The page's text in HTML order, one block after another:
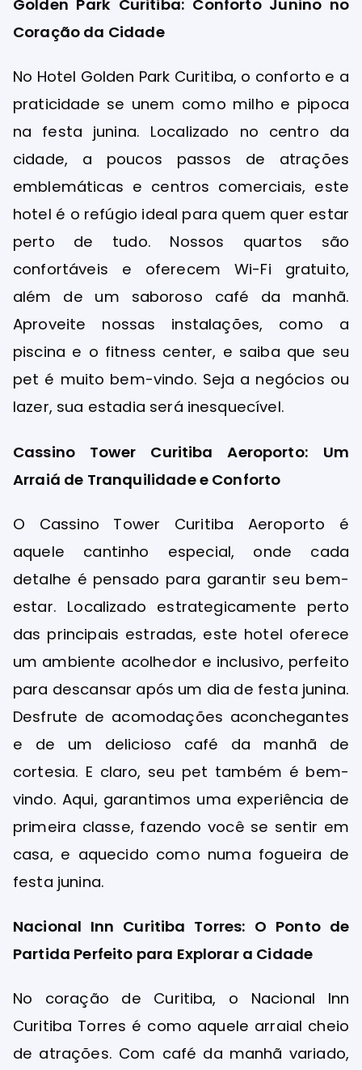
Golden Park Curitiba: Conforto Junino no
Coração da Cidade
No Hotel Golden Park Curitiba, o conforto e a
praticidade se unem como milho e pipoca
na festa junina. Localizado no centro da
cidade, a poucos passos de atrações
emblemáticas e centros comerciais, este
hotel é o refúgio ideal para quem quer estar
perto de tudo. Nossos quartos são
confortáveis e oferecem Wi-Fi gratuito,
além de um saboroso café da manhã.
Aproveite nossas instalações, como a
piscina e o fitness center, e saiba que seu
pet é muito bem-vindo. Seja a negócios ou
lazer, sua estadia será inesquecível.
Cassino Tower Curitiba Aeroporto: Um
Arraiá de Tranquilidade e Conforto
O Cassino Tower Curitiba Aeroporto é
aquele cantinho especial, onde cada
detalhe é pensado para garantir seu bem-
estar. Localizado estrategicamente perto
das principais estradas, este hotel oferece
um ambiente acolhedor e inclusivo, perfeito
para descansar após um dia de festa junina.
Desfrute de acomodações aconchegantes
e de um delicioso café da manhã de
cortesia. E claro, seu pet também é bem-
vindo. Aqui, garantimos uma experiência de
primeira classe, fazendo você se sentir em
casa, e aquecido como numa fogueira de
festa junina.
Nacional Inn Curitiba Torres: O Ponto de
Partida Perfeito para Explorar a Cidade
No coração de Curitiba, o Nacional Inn
Curitiba Torres é como aquele arraial cheio
de atrações. Com café da manhã variado,